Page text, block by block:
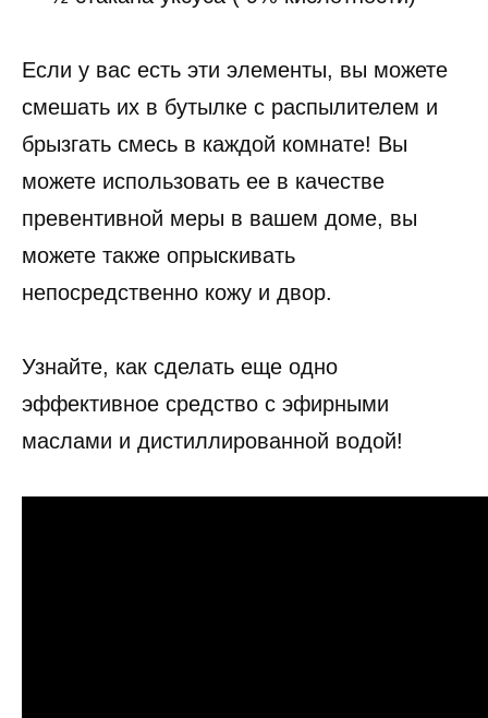
Если у вас есть эти элементы, вы можете
смешать их в бутылке с распылителем и
брызгать смесь в каждой комнате! Вы
можете использовать ее в качестве
превентивной меры в вашем доме, вы
можете также опрыскивать
непосредственно кожу и двор.
Узнайте, как сделать еще одно
эффективное средство с эфирными
маслами и дистиллированной водой!